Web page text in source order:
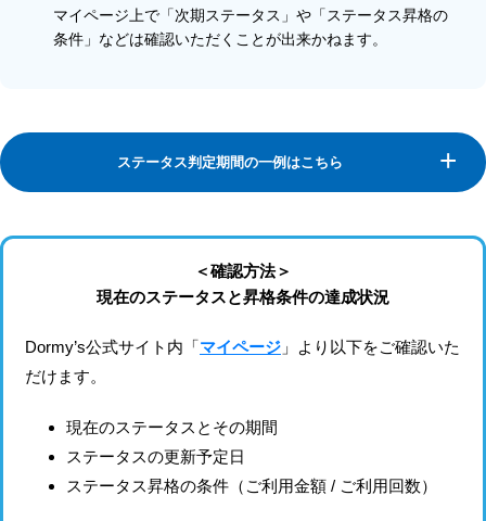
マイページ上で「次期ステータス」や「ステータス昇格の
条件」などは確認いただくことが出来かねます。
ステータス判定期間の一例はこちら
＜確認方法＞
現在のステータスと昇格条件の達成状況
Dormy’s公式サイト内「マイページ 」より以下をご確認いた
だけます。
現在のステータスとその期間
ステータスの更新予定日
ステータス昇格の条件（ご利用金額 / ご利用回数）